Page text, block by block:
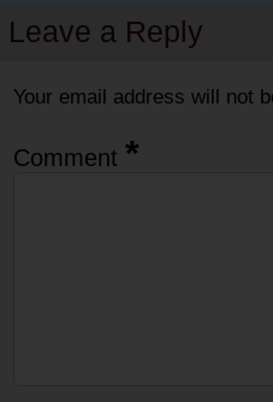
Leave a Reply
Your email address will not
Comment *